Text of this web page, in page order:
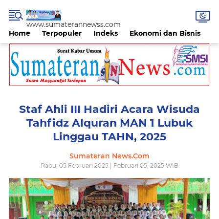
Home Terpopuler Indeks Ekonomi dan Bisnis
www.sumaterannewss.com
Staf Ahli III Hadiri Acara Wisuda
Tahfidz Alquran MAN 1 Lubuk
Linggau TAHN, 2025
Sumateran News.Com
Rabu, 05 Februari 2025 | Februari 05, 2025 WIB